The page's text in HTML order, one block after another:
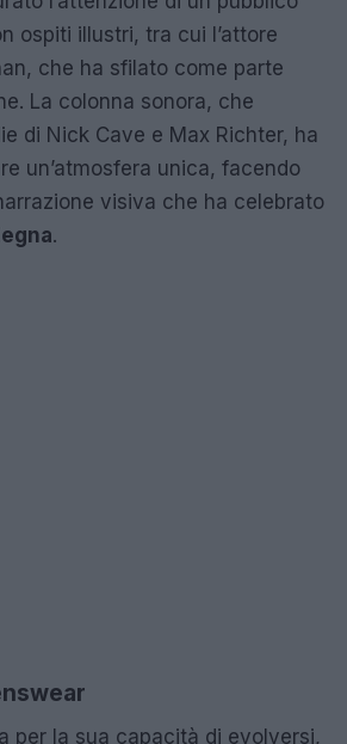
ospiti illustri, tra cui l’attore
che ha sfilato come parte
La colonna sonora, che
di Nick Cave e Max Richter, ha
un’atmosfera unica, facendo
visiva che ha celebrato
.
per la sua capacità di evolversi,